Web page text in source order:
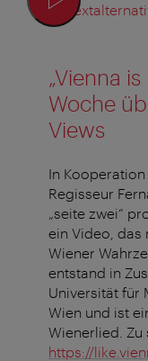
„Vienna
Woche
Views
In
Regisseur
„seite zwei“
ein Video, das
Wiener
entstand in
Universität für
Wien und ist
Wienerlied. Zu
https://